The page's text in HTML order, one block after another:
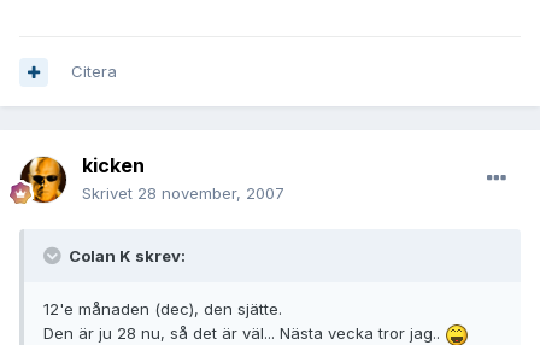
Citera
kicken
Skrivet 28 november, 2007
Colan K skrev:
12'e månaden (dec), den sjätte.
Den är ju 28 nu, så det är väl... Nästa vecka tror jag..